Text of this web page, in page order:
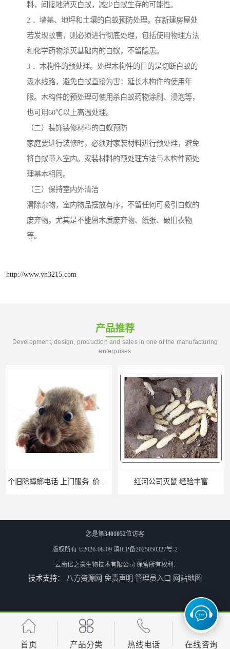
料，间接地消灭白蚁，减少白蚁生存的可能性。
2 ．墙基、地坪和土壤的白蚁预防处理。在新建房屋处
若发现蚊害，则必须进行彻底处理，包括使用物理方法
和化学药物杀灭基础内的白蚁，不留隐患。
3 ．木构件的预处理。处理木构件的目的是切断白蚁的
汲水线路，避免白蚁直接为害：延长木构件的使用年
限。木构件的预处理可使用杀白蚁药物涂刷、浸泡等，
也可用60℃以上高温处理。
（二）装饰装修材料的白蚁预防
家庭要进行装修时，必须对家装材料进行预处理，避免
将白蚁带入室内。家装材料的预处理方法与木构件预处
理基本相同。
（三）保持室内外清洁
清除杂物，室内物品摆放有序，不留任何可吸引白蚁的
废弃物，尤其是不能留木质废弃物、纸张、破旧衣物
等。
http://www.yn3215.com
产品推荐
Development, design, production and sales in one of the manufacturing
enterprises
个旧除蟑螂电话 上门服务_价格低_比三家 红河公司灭鼠 经验丰富
瑞丽商店灭鼠 联系电话 大理酒吧灭鼠 亿之豪生物
您是第3401052位访客
版权所有 ©2026-08-09 滇ICP备2025050327号-2
云南亿之豪生物技术有限公司 保留所有权利.
技术支持： 八方资源网 免责声明 管理员入口 网站地图
首页 产品分类 热线电话 在线咨询